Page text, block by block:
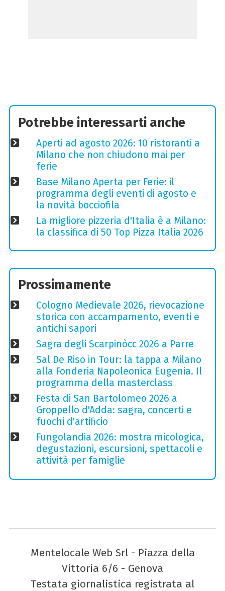
Potrebbe interessarti anche
Aperti ad agosto 2026: 10 ristoranti a
Milano che non chiudono mai per
ferie
Base Milano Aperta per Ferie: il
programma degli eventi di agosto e
la novità bocciofila
La migliore pizzeria d'Italia è a Milano:
la classifica di 50 Top Pizza Italia 2026
Prossimamente
Cologno Medievale 2026, rievocazione
storica con accampamento, eventi e
antichi sapori
Sagra degli Scarpinòcc 2026 a Parre
Sal De Riso in Tour: la tappa a Milano
alla Fonderia Napoleonica Eugenia. Il
programma della masterclass
Festa di San Bartolomeo 2026 a
Groppello d'Adda: sagra, concerti e
fuochi d'artificio
Fungolandia 2026: mostra micologica,
degustazioni, escursioni, spettacoli e
attività per famiglie
Mentelocale Web Srl - Piazza della
Vittoria 6/6 - Genova
Testata giornalistica registrata al